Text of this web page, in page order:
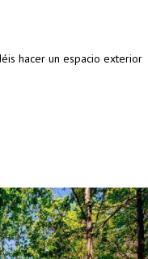
hacer un espacio exterior